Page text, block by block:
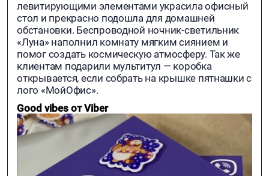
левитирующими элементами украсила офисный
стол и прекрасно подошла для домашней
обстановки. Беспроводной ночник-светильник
«Луна» наполнил комнату мягким сиянием и
помог создать космическую атмосферу. Так же
клиентам подарили мультитул — коробка
открывается, если собрать на крышке пятнашки с
лого «МойОфис».
Good vibes от Viber